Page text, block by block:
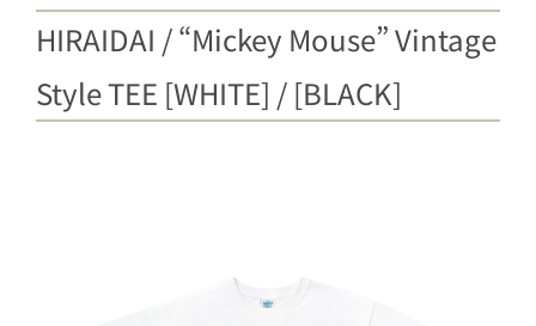
HIRAIDAI / “Mickey Mouse” Vintage
Style TEE [WHITE] / [BLACK]